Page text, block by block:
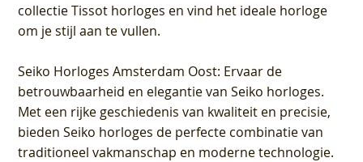
collectie Tissot horloges en vind het ideale horloge
om je stijl aan te vullen.
Seiko Horloges Amsterdam Oost: Ervaar de
betrouwbaarheid en elegantie van Seiko horloges.
Met een rijke geschiedenis van kwaliteit en precisie,
bieden Seiko horloges de perfecte combinatie van
traditioneel vakmanschap en moderne technologie.